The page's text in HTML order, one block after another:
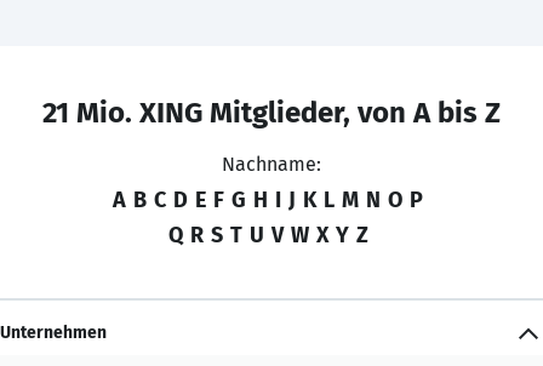
21 Mio. XING Mitglieder, von A bis Z
Nachname:
A B C D E F G H I J K L M N O P
Q R S T U V W X Y Z
Unternehmen